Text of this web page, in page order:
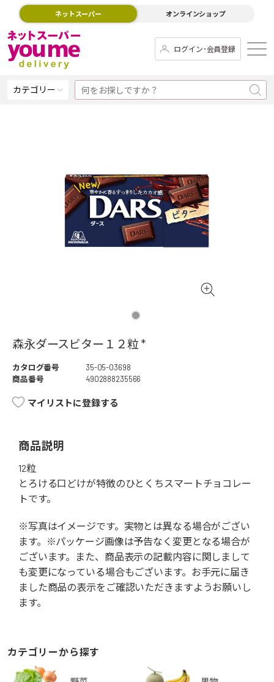
ネットスーパー オンラインショップ
ログイン･会員登録
カテゴリー
森永ダースビター１２粒 *
カタログ番号
35-05-03698
商品番号
4902888235566
マイリストに登録する
商品説明
12粒
とろける口どけが特徴のひとくちスマートチョコレー
トです。
※写真はイメージです。実物とは異なる場合がござい
ます。※パッケージ画像は予告なく変更となる場合が
ございます。また、商品表示の記載内容に関しまして
も変更になっている場合もございます。お手元に届き
ました商品の表示をご確認いただきますようお願いし
ます。
カテゴリーから探す